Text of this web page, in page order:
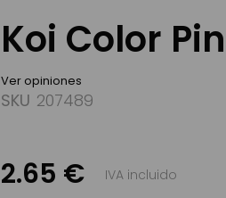
Koi Color
Ver opiniones
SKU 207489
2.65 € IVA incluido